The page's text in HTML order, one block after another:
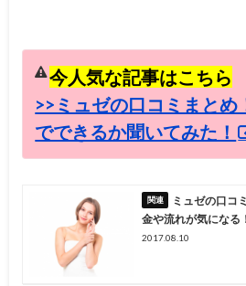
今人気な記事はこちら
>>ミュゼの口コミまと
でできるか聞いてみた！
ミュゼの口コ
金や流れが気になる！
2017.08.10